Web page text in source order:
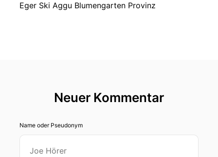
Eger Ski Aggu Blumengarten Provinz
Neuer Kommentar
Name oder Pseudonym